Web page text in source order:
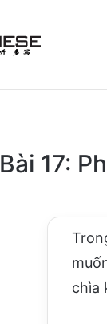
Bài 17:
chìa